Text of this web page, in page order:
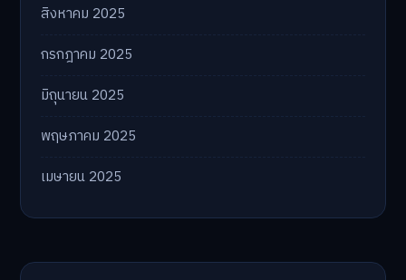
สิงหาคม 2025
กรกฎาคม 2025
มิถุนายน 2025
พฤษภาคม 2025
เมษายน 2025